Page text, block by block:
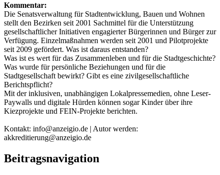
Kommentar:
Die Senatsverwaltung für Stadtentwicklung, Bauen und Wohnen
stellt den Bezirken seit 2001 Sachmittel für die Unterstützung
gesellschaftlicher Initiativen engagierter Bürgerinnen und Bürger zur
Verfügung. Einzelmaßnahmen werden seit 2001 und Pilotprojekte
seit 2009 gefördert. Was ist daraus entstanden?
Was ist es wert für das Zusammenleben und für die Stadtgeschichte?
Was wurde für persönliche Beziehungen und für die
Stadtgesellschaft bewirkt? Gibt es eine zivilgesellschaftliche
Berichtspflicht?
Mit der inklusiven, unabhängigen Lokalpressemedien, ohne Leser-
Paywalls und digitale Hürden können sogar Kinder über ihre
Kiezprojekte und FEIN-Projekte berichten.
Kontakt: info@anzeigio.de | Autor werden:
akkreditierung@anzeigio.de
Beitragsnavigation